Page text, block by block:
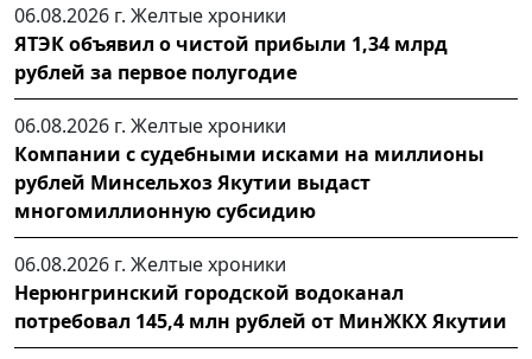
06.08.2026 г. Желтые хроники
ЯТЭК объявил о чистой прибыли 1,34 млрд
рублей за первое полугодие
06.08.2026 г. Желтые хроники
Компании с судебными исками на миллионы
рублей Минсельхоз Якутии выдаст
многомиллионную субсидию
06.08.2026 г. Желтые хроники
Нерюнгринский городской водоканал
потребовал 145,4 млн рублей от МинЖКХ Якутии